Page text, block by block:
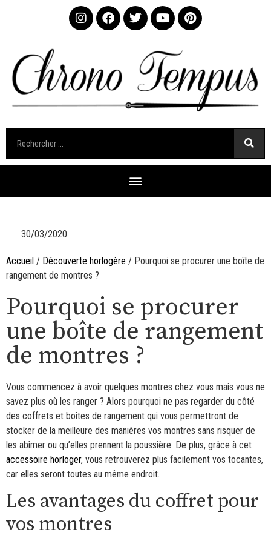
30/03/2020
Accueil / Découverte horlogère / Pourquoi se procurer une boîte de
rangement de montres ?
Pourquoi se procurer
une boîte de rangement
de montres ?
Vous commencez à avoir quelques montres chez vous mais vous ne
savez plus où les ranger ? Alors pourquoi ne pas regarder du côté
des coffrets et boîtes de rangement qui vous permettront de
stocker de la meilleure des manières vos montres sans risquer de
les abîmer ou qu’elles prennent la poussière. De plus, grâce à cet
accessoire horloger, vous retrouverez plus facilement vos tocantes,
car elles seront toutes au même endroit.
Les avantages du coffret pour
vos montres